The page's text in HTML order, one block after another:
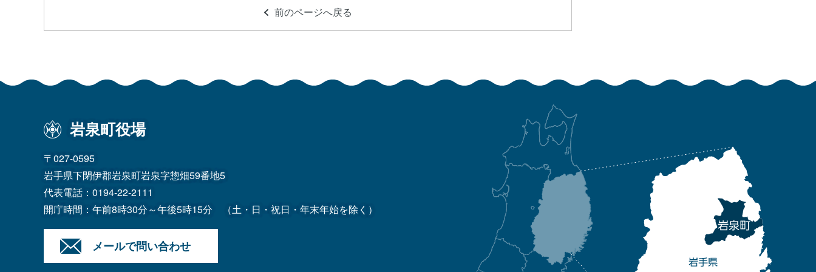
前のページへ戻る
岩泉町役場
〒027-0595
岩手県下閉伊郡岩泉町岩泉字惣畑59番地5
代表電話： 0194-22-2111
開庁時間：午前8時30分～午後5時15分
（土・日・祝日・年末年始を除く）
メールで問い合わせ